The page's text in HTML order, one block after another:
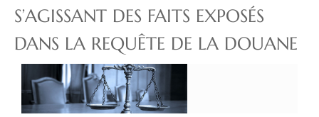
S’AGISSANT DES FAITS EXPOSÉS
DANS LA REQUÊTE DE LA DOUANE